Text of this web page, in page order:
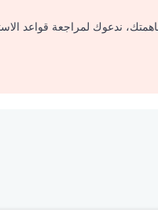
ندعوك لمراجعة قواعد